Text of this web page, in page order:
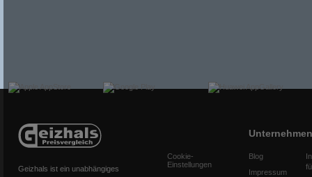
Geizhals ist ein unabhängiges
Cookie-
Einstellungen
Unternehmen
Blog
Impressum